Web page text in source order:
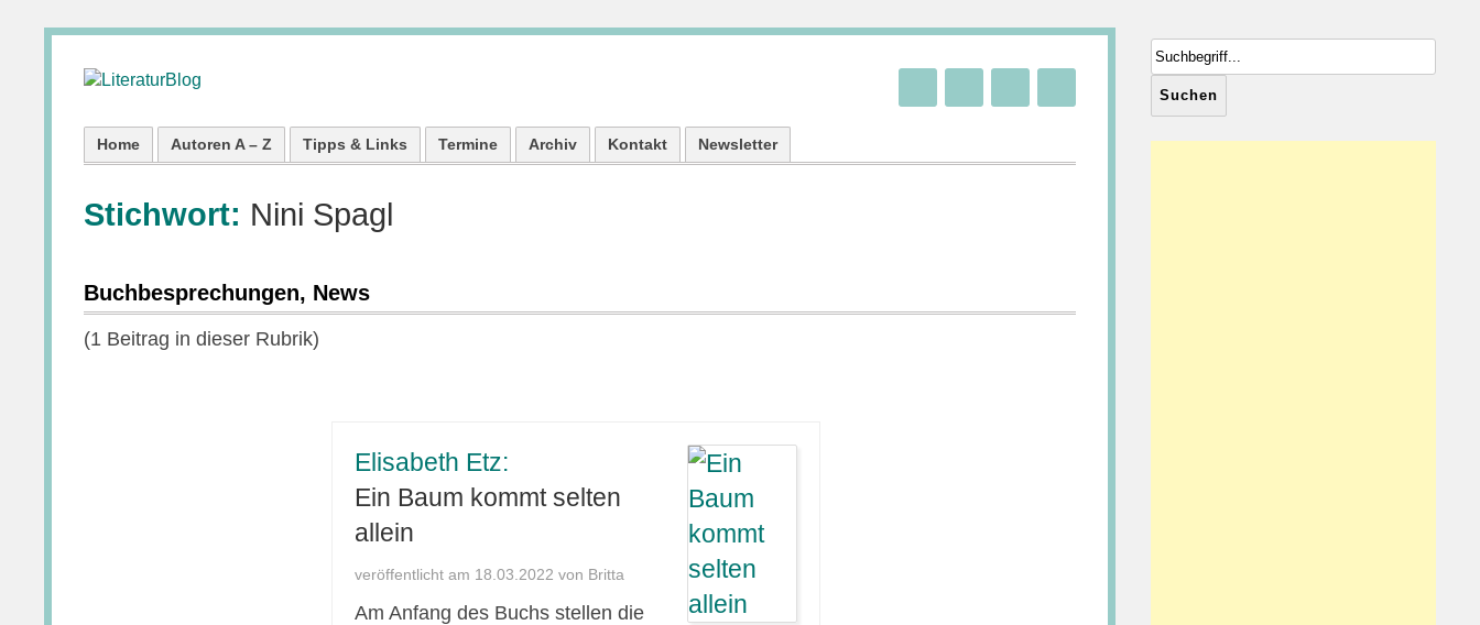
Home Autoren A – Z Tipps & Links Termine Archiv Kontakt Newsletter
Stichwort: Nini Spagl
Buchbesprechungen, News
(1 Beitrag in dieser Rubrik)
Elisabeth Etz:
Ein Baum kommt selten
allein
veröffentlicht am 18.03.2022 von Britta
Am Anfang des Buchs stellen die